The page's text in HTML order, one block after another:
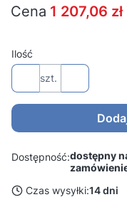
Cena 1 207,06 zł
Ilość
szt.
Dostępność:dostępny
Czas wysyłki:14 dni